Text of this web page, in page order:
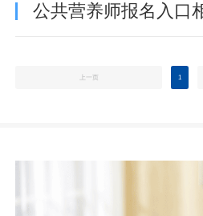
公共营养师报名入口
上一页 1